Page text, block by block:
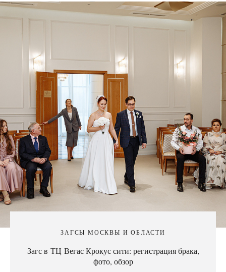
ЗАГСЫ МОСКВЫ И ОБЛАСТИ
Загс в ТЦ Вегас Крокус сити: регистрация брака,
фото, обзор